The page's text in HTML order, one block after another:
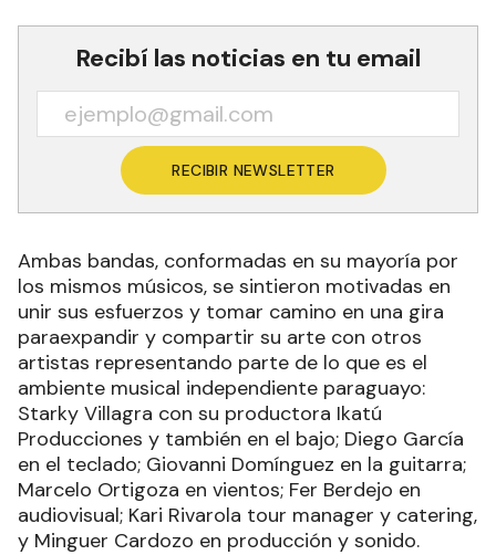
Recibí las noticias en tu email
RECIBIR NEWSLETTER
Ambas bandas, conformadas en su mayoría por
los mismos músicos, se sintieron motivadas en
unir sus esfuerzos y tomar camino en una gira
paraexpandir y compartir su arte con otros
artistas representando parte de lo que es el
ambiente musical independiente paraguayo:
Starky Villagra con su productora Ikatú
Producciones y también en el bajo; Diego García
en el teclado; Giovanni Domínguez en la guitarra;
Marcelo Ortigoza en vientos; Fer Berdejo en
audiovisual; Kari Rivarola tour manager y catering,
y Minguer Cardozo en producción y sonido.